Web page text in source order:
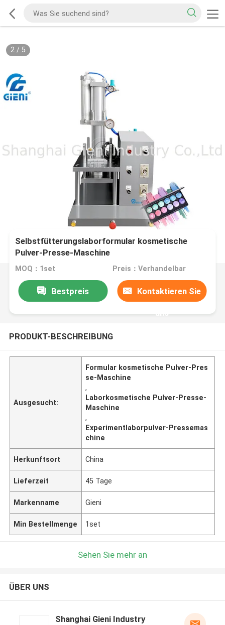
2/ 5
Selbstfütterungslaborformular kosmetische
Pulver-Presse-Maschine
MOQ：1set Preis：Verhandelbar
Bestpreis Kontaktieren Sie
uns
PRODUKT-BESCHREIBUNG
Ausgesucht:
Formular kosmetische Pulver-Pres
se-Maschine
,
Laborkosmetische Pulver-Presse-
Maschine
,
Experimentlaborpulver-Pressemas
chine
Herkunftsort China
Lieferzeit 45 Tage
Markenname Gieni
Min Bestellmenge 1set
Sehen Sie mehr an
ÜBER UNS
Shanghai Gieni Industry